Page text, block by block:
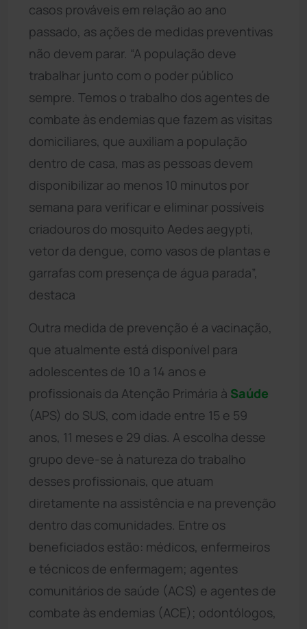
casos prováveis em relação ao ano
passado, as ações de medidas preventivas
não devem parar. “A população deve
trabalhar junto com o poder público
sempre. Temos o trabalho dos agentes de
combate às endemias que fazem as visitas
domiciliares, que auxiliam a população
dentro de casa, mas as pessoas devem
disponibilizar ao menos 10 minutos por
semana para verificar e eliminar possíveis
criadouros do mosquito Aedes aegypti,
vetor da dengue, como vasos de plantas e
garrafas com presença de água parada”,
destaca
Outra medida de prevenção é a vacinação,
que atualmente está disponível para
adolescentes de 10 a 14 anos e
profissionais da Atenção Primária à Saúde
(APS) do SUS, com idade entre 15 e 59
anos, 11 meses e 29 dias. A escolha desse
grupo deve-se à natureza do trabalho
desses profissionais, que atuam
diretamente na assistência e na prevenção
dentro das comunidades. Entre os
beneficiados estão: médicos, enfermeiros
e técnicos de enfermagem; agentes
comunitários de saúde (ACS) e agentes de
combate às endemias (ACE); odontólogos,